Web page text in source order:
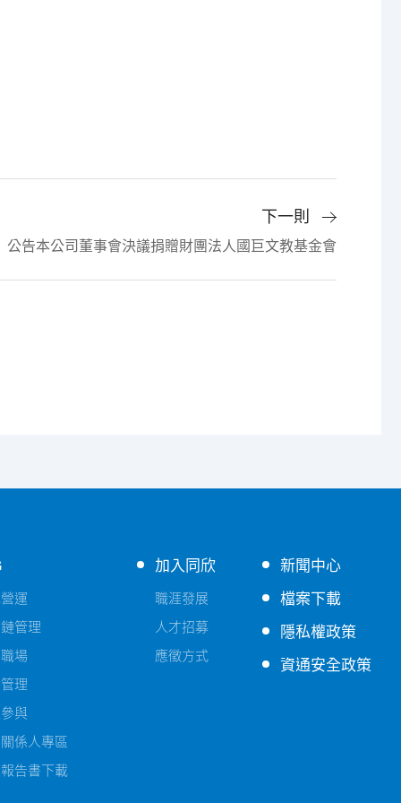
下一則
公告本公司董事會決議捐贈財團法人國巨文教基金會
運
管理
場
理
與
係人專區
告書下載
加入同欣
職涯發展
人才招募
應徵方式
新聞中心
檔案下載
隱私權政策
資通安全政策